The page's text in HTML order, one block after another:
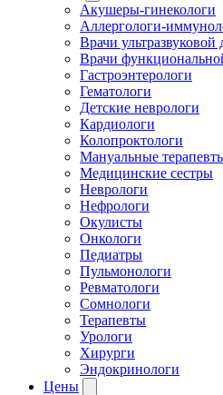
Акушеры-гинекологи
Аллергологи-
Врачи ультразвуковой
Врачи
Гастроэнтерологи
Гематологи
Детские неврологи
Кардиологи
Колопроктологи
Мануальные
Медицинские сестры
Неврологи
Нефрологи
Окулисты
Онкологи
Педиатры
Пульмонологи
Ревматологи
Сомнологи
Терапевты
Урологи
Хирурги
Эндокринологи
Цены